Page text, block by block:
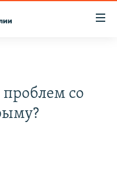
СОПРОТИВЛЕНИЯ
со